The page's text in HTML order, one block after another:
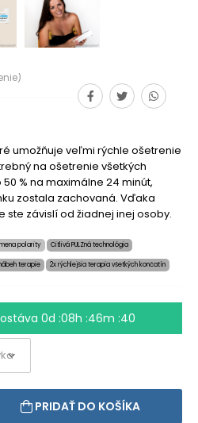
umožňuje veľmi rýchle ošetrenie
na ošetrenie všetkých
% na maximálne 24 minút,
zostala zachovaná. Vďaka
ste závislí od žiadnej inej osoby.
polarity Citlivá PULZná technológia
terapie 2x rýchlejšia terapia všetkých končatín
0d :08h :46m :40
PRIDAŤ DO KOŠÍKA